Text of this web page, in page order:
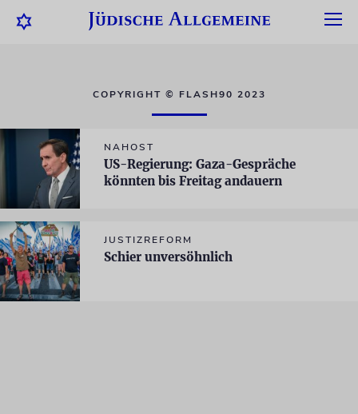
COPYRIGHT © FLASH90 2023
NAHOST
US-Regierung: Gaza-Gespräche
könnten bis Freitag andauern
JUSTIZREFORM
Schier unversöhnlich